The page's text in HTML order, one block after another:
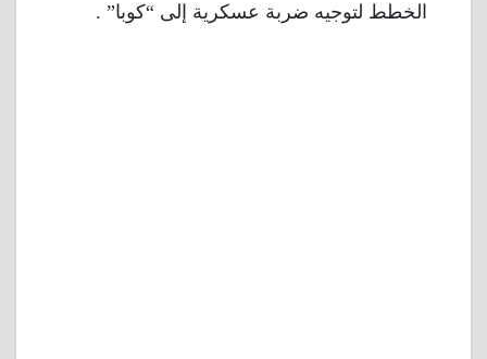
الخطط لتوجيه ضربة عسكرية إلى “كوبا” .